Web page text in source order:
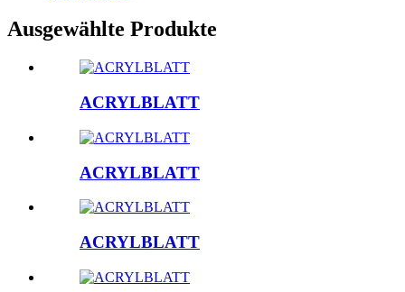
Ausgewählte Produkte
ACRYLBLATT
ACRYLBLATT
ACRYLBLATT